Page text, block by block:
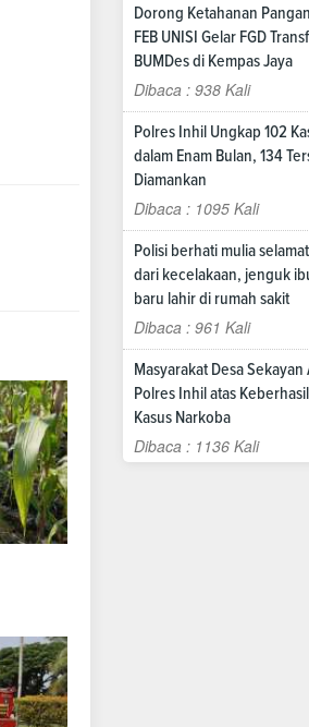
Dorong Ketahanan
FEB UNISI Gelar FGD
BUMDes di Kempas Jaya
Dibaca : 938 Kali
Polres Inhil Ungkap 102
dalam Enam Bulan, 134
Diamankan
Dibaca : 1095 Kali
Polisi berhati mulia
dari kecelakaan, jenguk
baru lahir di rumah sakit
Dibaca : 961 Kali
Masyarakat Desa Sekayan
Polres Inhil atas
Kasus Narkoba
Dibaca : 1136 Kali